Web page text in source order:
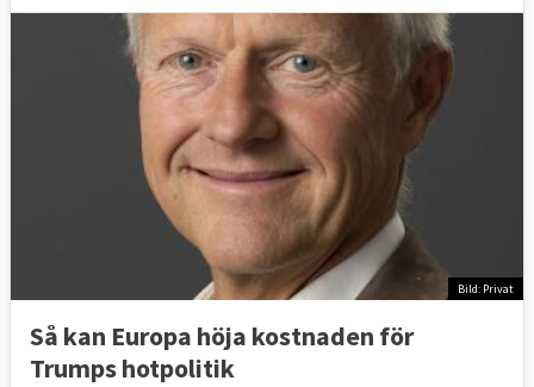
Bild: Privat
Så kan Europa höja kostnaden för
Trumps hotpolitik